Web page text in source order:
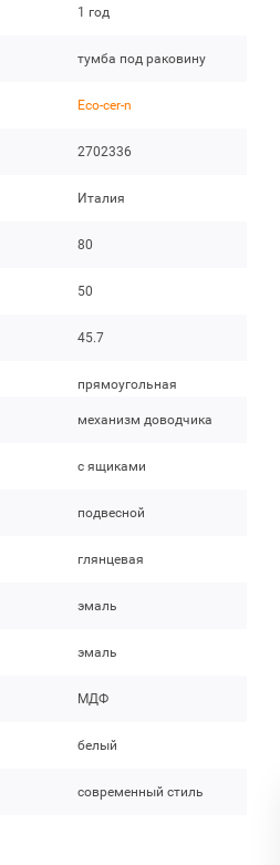
1 год
тумба под раковину
Eco-cer-n
2702336
Италия
80
50
45.7
прямоугольная
механизм доводчика
с ящиками
подвесной
глянцевая
эмаль
эмаль
МДФ
белый
современный стиль